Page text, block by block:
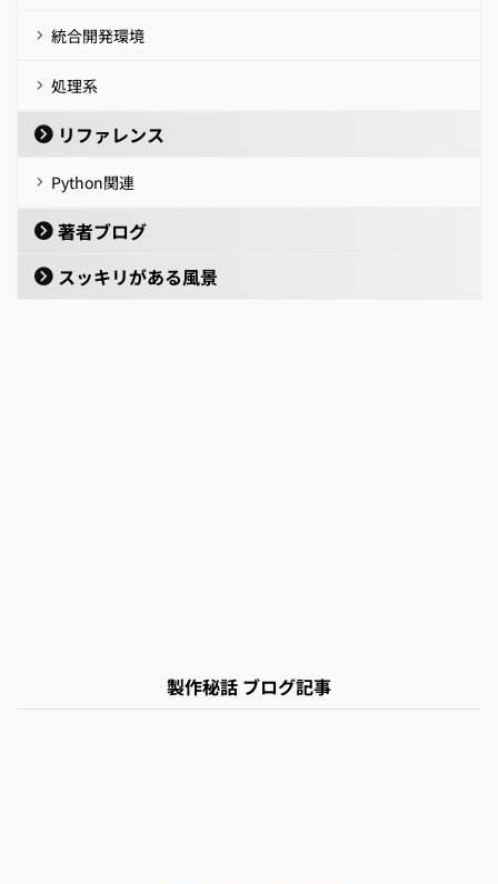
統合開発環境
処理系
リファレンス
Python関連
著者ブログ
スッキリがある風景
製作秘話 ブログ記事